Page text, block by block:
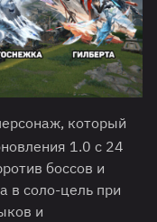
который
1.0 с 24
боссов и
в соло-цель при
и